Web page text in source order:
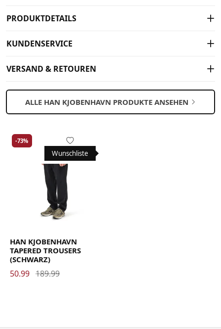
PRODUKTDETAILS
KUNDENSERVICE
VERSAND & RETOUREN
ALLE HAN KJOBENHAVN PRODUKTE ANSEHEN
Wunschliste
-73%
HAN KJOBENHAVN
TAPERED TROUSERS
(SCHWARZ)
50.99 189.99